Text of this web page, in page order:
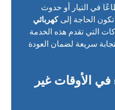
في التيار أو حدوث
تكون الحاجة إلىكهربائي
التي تقدم هذه الخدمة
سريعة لضمان العودة
في الأوقات غير